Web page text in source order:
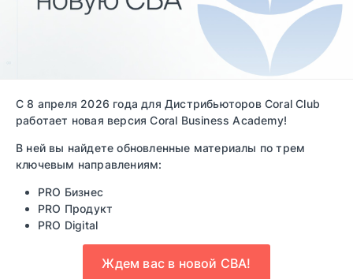
РАЗОБРАТЬСЯ В ИДЕЕ
И ПОЛУЧИТЬ КЛУБНЫЙ НОМЕР
С 8 апреля 2026 года для Дистрибьюторов Coral Club
работает новая версия Coral Business Academy!
В ней вы найдете обновленные материалы по трем
ключевым направлениям:
PRO Бизнес
PRO Продукт
PRO Digital
Ждем вас в новой CBA!